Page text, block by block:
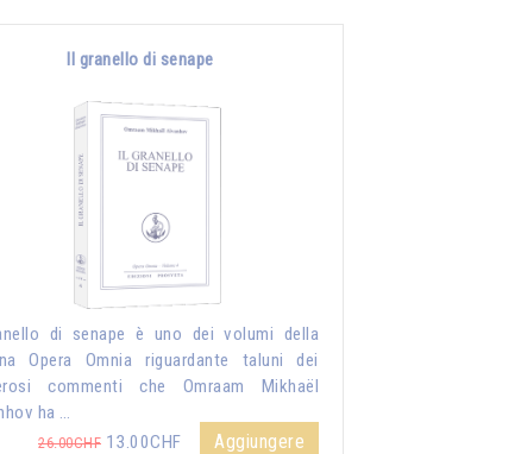
Il granello di senape
di senape è uno dei volumi della
Opera Omnia riguardante taluni dei
commenti che Omraam Mikhaël
ha …
26.00CHF 13.00CHF Aggiungere